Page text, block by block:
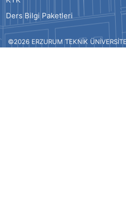
Ders Bilgi Paketleri
©2026 ERZURUM TEKNİK